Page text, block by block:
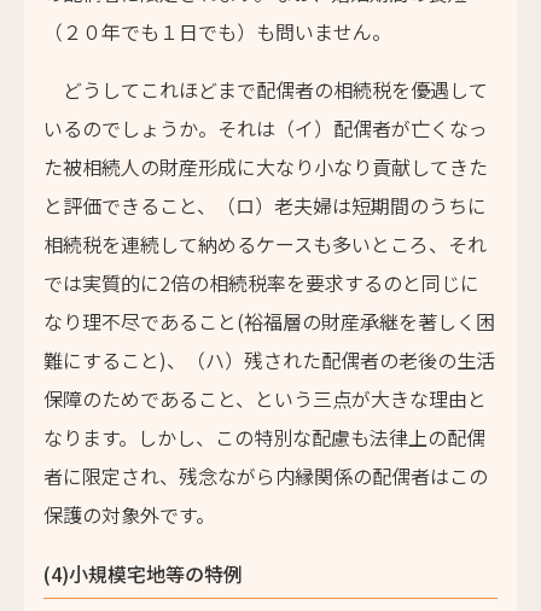
（２０年でも１日でも）も問いません。
どうしてこれほどまで配偶者の相続税を優遇して
いるのでしょうか。それは（イ）配偶者が亡くなっ
た被相続人の財産形成に大なり小なり貢献してきた
と評価できること、（ロ）老夫婦は短期間のうちに
相続税を連続して納めるケースも多いところ、それ
では実質的に2倍の相続税率を要求するのと同じに
なり理不尽であること(裕福層の財産承継を著しく困
難にすること)、（ハ）残された配偶者の老後の生活
保障のためであること、という三点が大きな理由と
なります。しかし、この特別な配慮も法律上の配偶
者に限定され、残念ながら内縁関係の配偶者はこの
保護の対象外です。
(4)小規模宅地等の特例